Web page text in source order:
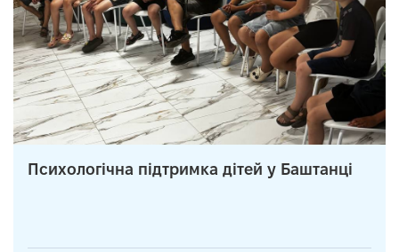
Психологічна підтримка дітей у Баштанці